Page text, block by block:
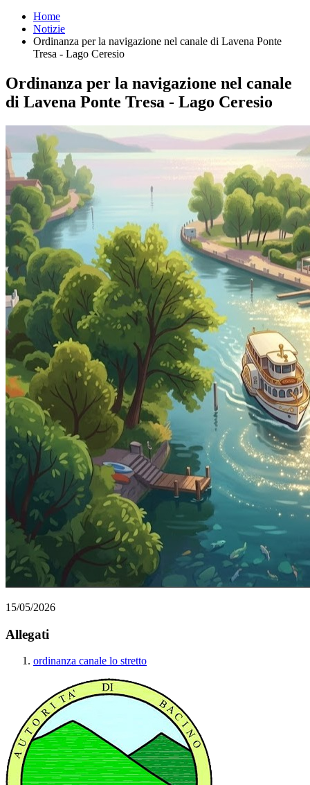
Home
Notizie
Ordinanza per la navigazione nel canale di Lavena Ponte
Tresa - Lago Ceresio
Ordinanza per la navigazione nel canale
di Lavena Ponte Tresa - Lago Ceresio
15/05/2026
Allegati
ordinanza canale lo stretto